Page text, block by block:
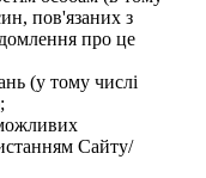
пов'язаних з
про це
(у тому числі
Сайту/